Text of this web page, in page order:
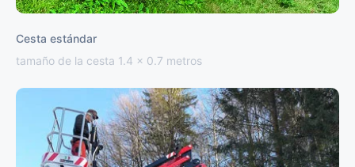
Cesta estándar
tamaño de la cesta 1.4 x 0.7 metros